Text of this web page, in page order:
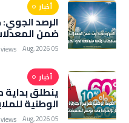
أخبار
الرصد الجوي:
ضمن
هامة
05 Aug, 2026
أخبار
الوطنية
التجار
05 Aug, 2026